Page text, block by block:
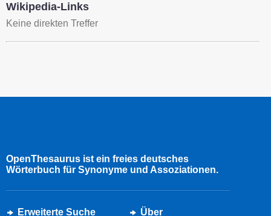
Wikipedia-Links
Keine direkten Treffer
OpenThesaurus ist ein freies deutsches
Wörterbuch für Synonyme und Assoziationen.
Erweiterte Suche Über